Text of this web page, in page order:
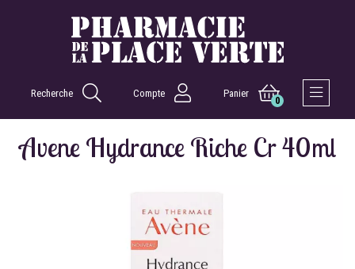
Recherche Compte Panier
0
Avene Hydrance Riche Cr 40ml